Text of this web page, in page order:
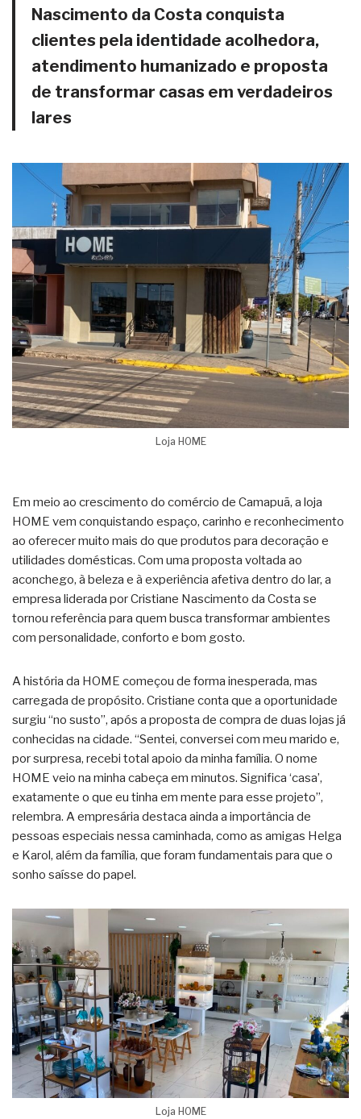
Nascimento da Costa conquista
clientes pela identidade acolhedora,
atendimento humanizado e proposta
de transformar casas em verdadeiros
lares
Loja HOME
Em meio ao crescimento do comércio de Camapuã, a loja
HOME vem conquistando espaço, carinho e reconhecimento
ao oferecer muito mais do que produtos para decoração e
utilidades domésticas. Com uma proposta voltada ao
aconchego, à beleza e à experiência afetiva dentro do lar, a
empresa liderada por Cristiane Nascimento da Costa se
tornou referência para quem busca transformar ambientes
com personalidade, conforto e bom gosto.
A história da HOME começou de forma inesperada, mas
carregada de propósito. Cristiane conta que a oportunidade
surgiu “no susto”, após a proposta de compra de duas lojas já
conhecidas na cidade. “Sentei, conversei com meu marido e,
por surpresa, recebi total apoio da minha família. O nome
HOME veio na minha cabeça em minutos. Significa ‘casa’,
exatamente o que eu tinha em mente para esse projeto”,
relembra. A empresária destaca ainda a importância de
pessoas especiais nessa caminhada, como as amigas Helga
e Karol, além da família, que foram fundamentais para que o
sonho saísse do papel.
Loja HOME